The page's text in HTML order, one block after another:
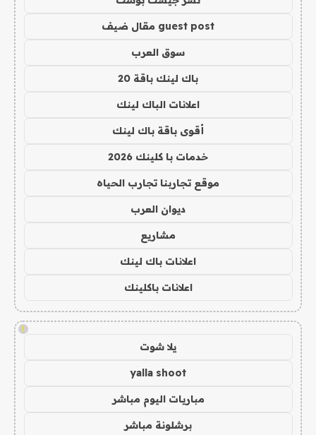
guest post مقال ضيف
سوق العرب
باك لينك باقة 20
اعلانات الباك لينك
أقوى باقة باك لينك
خدمات با كلينك 2026
موقع تجاربنا تجارب الحياه
ديوان العرب
مشاريع
اعلانات باك لينك
اعلانات باكلينك
!
يلا شوت
yalla shoot
مباريات اليوم مباشر
برشلونة مباشر